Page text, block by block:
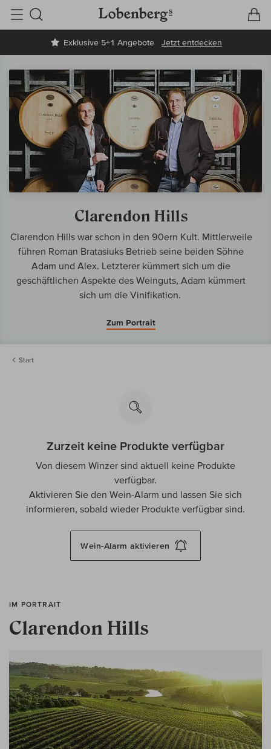
Exklusive 5+1 Angebote Jetzt entdecken
Suche
Clarendon Hills
Clarendon Hills war schon in den 90ern Kult. Mittlerweile
führen Roman Bratasiuks Betrieb seine beiden Söhne
Adam und Alex. Letzterer kümmert sich um die
geschäftlichen Aspekte des Weinguts, Adam kümmert
sich um die Vinifikation.
Zum Portrait
Start
Zurzeit keine Produkte verfügbar
Von diesem Winzer sind aktuell keine Produkte
verfügbar.
Aktivieren Sie den Wein-Alarm und lassen Sie sich
informieren, sobald wieder Produkte verfügbar sind.
Wein-Alarm aktivieren
IM PORTRAIT
Clarendon Hills